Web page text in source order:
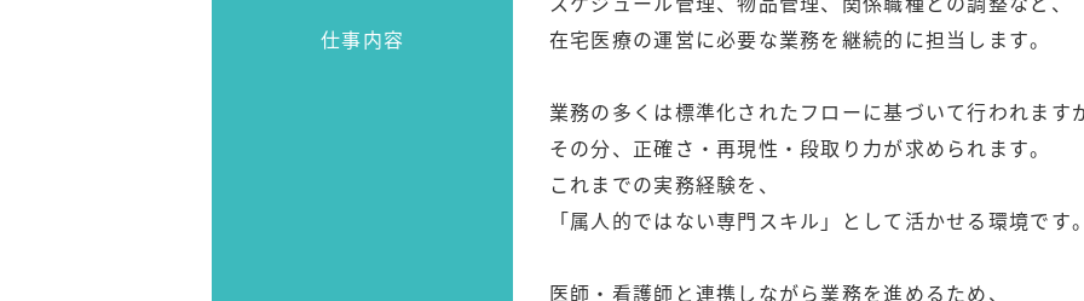
仕事内容
在宅医療の運営に必要な業務を継続的に担当します。
業務の多くは標準化されたフローに基づいて行われます
その分、正確さ・再現性・段取り力が求められます。
これまでの実務経験を、
「属人的ではない専門スキル」として活かせる環境です
医師・看護師と連携しながら業務を進めるため、